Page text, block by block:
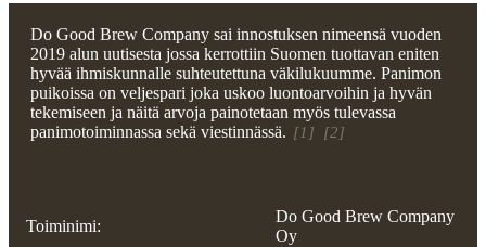
Do Good Brew Company sai innostuksen nimeensä vuoden
2019 alun uutisesta jossa kerrottiin Suomen tuottavan eniten
hyvää ihmiskunnalle suhteutettuna väkilukuumme. Panimon
puikoissa on veljespari joka uskoo luontoarvoihin ja hyvän
tekemiseen ja näitä arvoja painotetaan myös tulevassa
panimotoiminnassa sekä viestinnässä. [1] [2]
Toiminimi:
Do Good Brew Company
Oy